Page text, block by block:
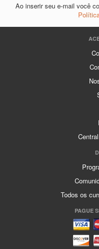
Ao inserir seu e-mail você
Todos os
PAGUE